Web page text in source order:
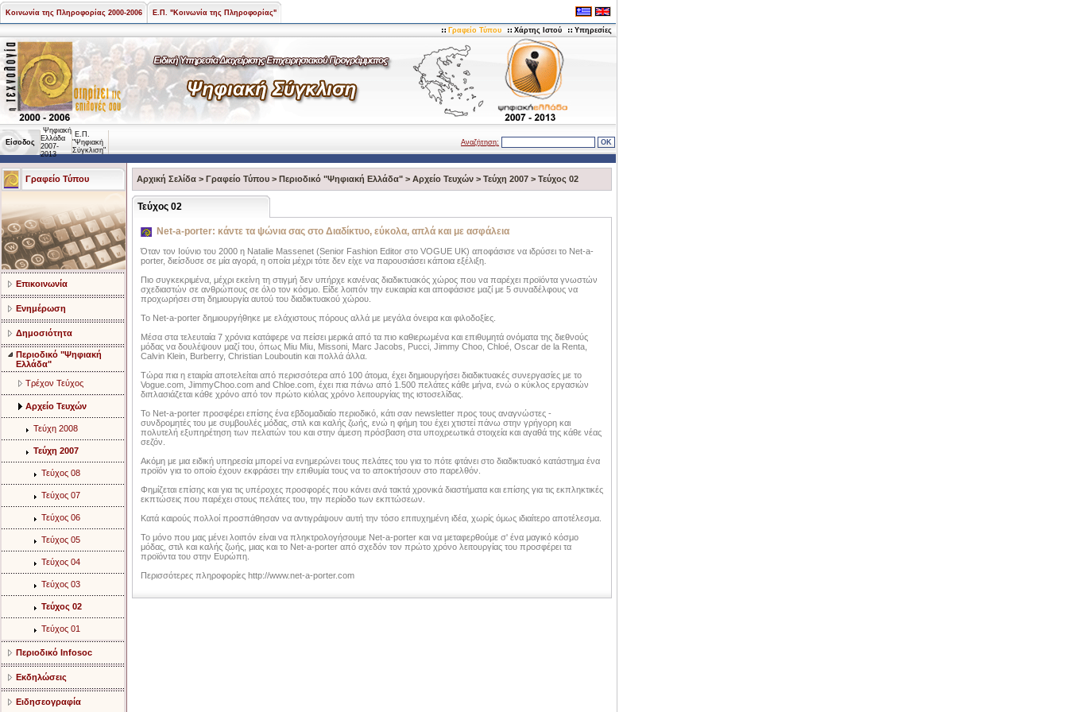
Κοινωνία της Πληροφορίας 2000-2006 Ε.Π. "Κοινωνία της Πληροφορίας"
Γραφείο Τύπου Χάρτης Ιστού Υπηρεσίες
Είσοδος
Ψηφιακή
Ελλάδα
2007-
2013
Ε.Π.
"Ψηφιακή
Σύγκλιση"
Αναζήτηση:
Γραφείο Τύπου
Επικοινωνία
Ενημέρωση
Δημοσιότητα
Περιοδικό "Ψηφιακή
Ελλάδα"
Τρέχον Τεύχος
Αρχείο Τευχών
Τεύχη 2008
Τεύχη 2007
Τεύχος 08
Τεύχος 07
Τεύχος 06
Τεύχος 05
Τεύχος 04
Τεύχος 03
Τεύχος 02
Τεύχος 01
Περιοδικό Infosoc
Εκδηλώσεις
Ειδησεογραφία
Αρχική Σελίδα > Γραφείο Τύπου > Περιοδικό "Ψηφιακή Ελλάδα" > Αρχείο Τευχών > Τεύχη 2007 > Τεύχος 02
Τεύχος 02
Net-a-porter: κάντε τα ψώνια σας στο Διαδίκτυο, εύκολα, απλά και με ασφάλεια
Όταν τον Ιούνιο του 2000 η Natalie Massenet (Senior Fashion Editor στο VOGUE UK) αποφάσισε να ιδρύσει το Net-a-
porter, διείσδυσε σε μία αγορά, η οποία μέχρι τότε δεν είχε να παρουσιάσει κάποια εξέλιξη.
Πιο συγκεκριμένα, μέχρι εκείνη τη στιγμή δεν υπήρχε κανένας διαδικτυακός χώρος που να παρέχει προϊόντα γνωστών
σχεδιαστών σε ανθρώπους σε όλο τον κόσμο. Είδε λοιπόν την ευκαιρία και αποφάσισε μαζί με 5 συναδέλφους να
προχωρήσει στη δημιουργία αυτού του διαδικτυακού χώρου.
Το Net-a-porter δημιουργήθηκε με ελάχιστους πόρους αλλά με μεγάλα όνειρα και φιλοδοξίες.
Μέσα στα τελευταία 7 χρόνια κατάφερε να πείσει μερικά από τα πιο καθιερωμένα και επιθυμητά ονόματα της διεθνούς
μόδας να δουλέψουν μαζί του, όπως Miu Miu, Missoni, Marc Jacobs, Pucci, Jimmy Choo, Chloé, Oscar de la Renta,
Calvin Klein, Burberry, Christian Louboutin και πολλά άλλα.
Τώρα πια η εταιρία αποτελείται από περισσότερα από 100 άτομα, έχει δημιουργήσει διαδικτυακές συνεργασίες με το
Vogue.com, JimmyChoo.com and Chloe.com, έχει πια πάνω από 1.500 πελάτες κάθε μήνα, ενώ ο κύκλος εργασιών
διπλασιάζεται κάθε χρόνο από τον πρώτο κιόλας χρόνο λειτουργίας της ιστοσελίδας.
Το Net-a-porter προσφέρει επίσης ένα εβδομαδιαίο περιοδικό, κάτι σαν newsletter προς τους αναγνώστες -
συνδρομητές του με συμβουλές μόδας, στιλ και καλής ζωής, ενώ η φήμη του έχει χτιστεί πάνω στην γρήγορη και
πολυτελή εξυπηρέτηση των πελατών του και στην άμεση πρόσβαση στα υποχρεωτικά στοιχεία και αγαθά της κάθε νέας
σεζόν.
Ακόμη με μια ειδική υπηρεσία μπορεί να ενημερώνει τους πελάτες του για το πότε φτάνει στο διαδικτυακό κατάστημα ένα
προϊόν για το οποίο έχουν εκφράσει την επιθυμία τους να το αποκτήσουν στο παρελθόν.
Φημίζεται επίσης και για τις υπέροχες προσφορές που κάνει ανά τακτά χρονικά διαστήματα και επίσης για τις εκπληκτικές
εκπτώσεις που παρέχει στους πελάτες του, την περίοδο των εκπτώσεων.
Κατά καιρούς πολλοί προσπάθησαν να αντιγράψουν αυτή την τόσο επιτυχημένη ιδέα, χωρίς όμως ιδιαίτερο αποτέλεσμα.
Το μόνο που μας μένει λοιπόν είναι να πληκτρολογήσουμε Net-a-porter και να μεταφερθούμε σ' ένα μαγικό κόσμο
μόδας, στιλ και καλής ζωής, μιας και το Net-a-porter από σχεδόν τον πρώτο χρόνο λειτουργίας του προσφέρει τα
προϊόντα του στην Ευρώπη.
Περισσότερες πληροφορίες http://www.net-a-porter.com